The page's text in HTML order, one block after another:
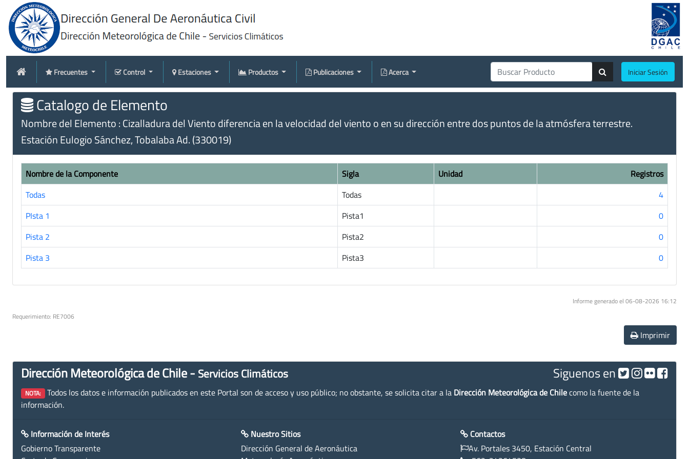
Frecuentes Control Estaciones Productos Publicaciones Acerca Iniciar Sesión
Catalogo de Elemento
Nombre del Elemento : Cizalladura del Viento diferencia en la velocidad del viento o en su dirección entre dos puntos de la atmósfera terrestre.
Estación Eulogio Sánchez, Tobalaba Ad. (330019)
Nombre de la Componente Sigla Unidad
Registros
Todas
Todas
4
PIsta 1
Pista1
0
Pista 2
Pista2
0
Pista 3
Pista3 0
Informe generado el 06-08-2026 16:12
Requerimiento: RE7006
Imprimir
Dirección Meteorológica de Chile - Servicios Climáticos Siguenos en
NOTA: Todos los datos e información publicados en este Portal son de acceso y uso público; no obstante, se solicita citar a la Dirección Meteorológica de Chilecomo la fuente de la
información.
Información de Interés
Gobierno Transparente
Nuestro Sitios
Dirección General de Aeronáutica
Contactos
Av. Portales 3450, Estación Central